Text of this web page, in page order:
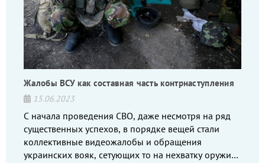
Жалобы ВСУ как составная часть контрнаступления
15.06.2023
С начала проведения СВО, даже несмотря на ряд
существенных успехов, в порядке вещей стали
коллективные видеожалобы и обращения
украинских вояк, сетующих то на нехватку оружия,